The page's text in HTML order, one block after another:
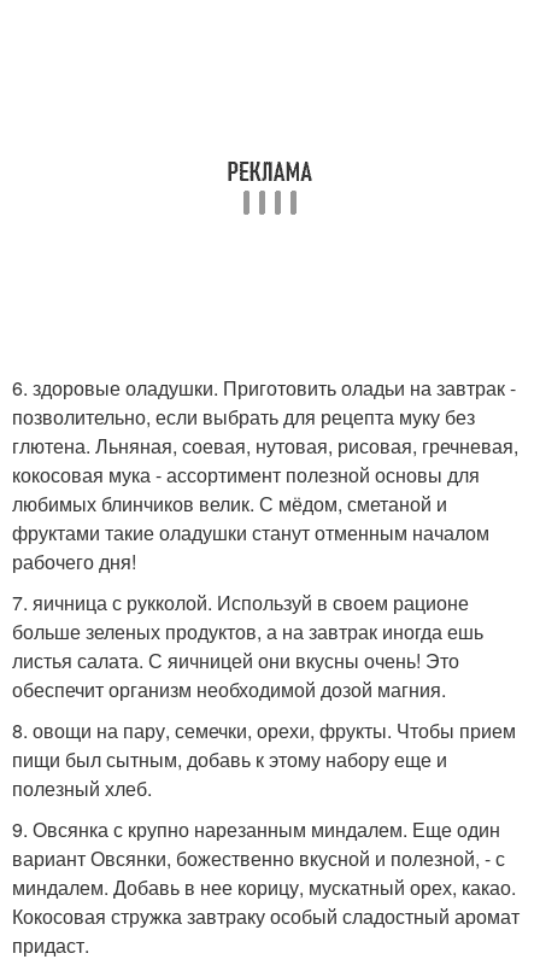
6. здоровые оладушки. Приготовить оладьи на завтрак -
позволительно, если выбрать для рецепта муку без
глютена. Льняная, соевая, нутовая, рисовая, гречневая,
кокосовая мука - ассортимент полезной основы для
любимых блинчиков велик. С мёдом, сметаной и
фруктами такие оладушки станут отменным началом
рабочего дня!
7. яичница с рукколой. Используй в своем рационе
больше зеленых продуктов, а на завтрак иногда ешь
листья салата. С яичницей они вкусны очень! Это
обеспечит организм необходимой дозой магния.
8. овощи на пару, семечки, орехи, фрукты. Чтобы прием
пищи был сытным, добавь к этому набору еще и
полезный хлеб.
9. Овсянка с крупно нарезанным миндалем. Еще один
вариант Овсянки, божественно вкусной и полезной, - с
миндалем. Добавь в нее корицу, мускатный орех, какао.
Кокосовая стружка завтраку особый сладостный аромат
придаст.